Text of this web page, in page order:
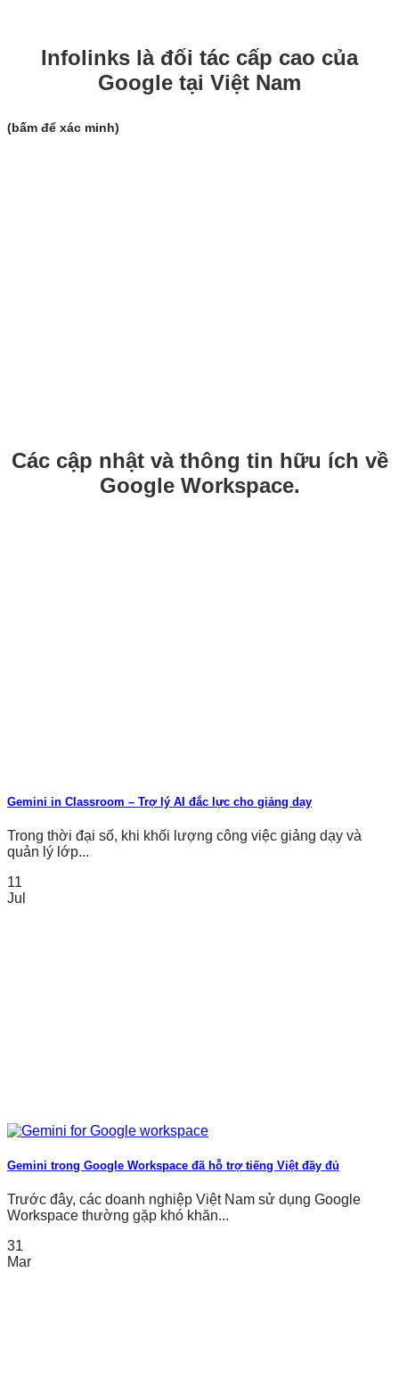
Infolinks là đối tác cấp cao của
Google tại Việt Nam
(bấm để xác minh)
Các cập nhật và thông tin hữu ích về
Google Workspace.
Gemini in Classroom – Trợ lý AI đắc lực cho giảng dạy
Trong thời đại số, khi khối lượng công việc giảng dạy và
quản lý lớp...
11
Jul
Gemini trong Google Workspace đã hỗ trợ tiếng Việt đầy đủ
Trước đây, các doanh nghiệp Việt Nam sử dụng Google
Workspace thường gặp khó khăn...
31
Mar